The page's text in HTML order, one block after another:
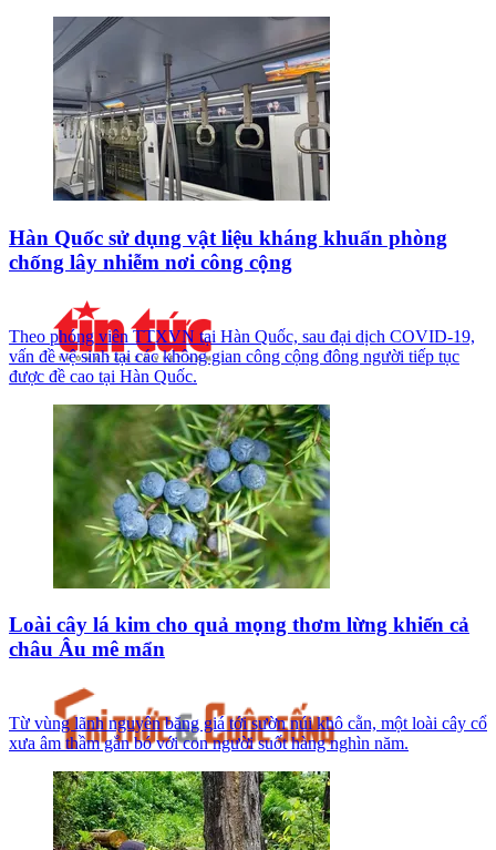
Hàn Quốc sử dụng vật liệu kháng khuẩn phòng
chống lây nhiễm nơi công cộng
Theo phóng viên TTXVN tại Hàn Quốc, sau đại dịch COVID-19,
vấn đề vệ sinh tại các không gian công cộng đông người tiếp tục
được đề cao tại Hàn Quốc.
Loài cây lá kim cho quả mọng thơm lừng khiến cả
châu Âu mê mẩn
Từ vùng lãnh nguyên băng giá tới sườn núi khô cằn, một loài cây cổ
xưa âm thầm gắn bó với con người suốt hàng nghìn năm.